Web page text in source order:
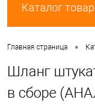
Каталог
Главная страница •
Шланг
в сборе